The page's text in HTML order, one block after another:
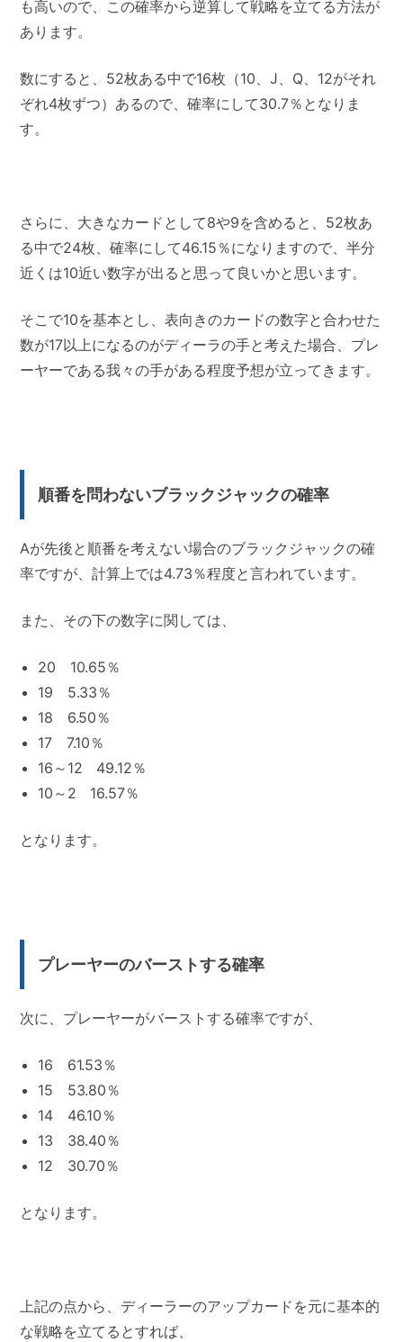
も高いので、この確率から逆算して戦略を立てる方法が
あります。
数にすると、52枚ある中で16枚（10、J、Q、12がそれ
ぞれ4枚ずつ）あるので、確率にして30.7％となりま
す。
さらに、大きなカードとして8や9を含めると、52枚あ
る中で24枚、確率にして46.15％になりますので、半分
近くは10近い数字が出ると思って良いかと思います。
そこで10を基本とし、表向きのカードの数字と合わせた
数が17以上になるのがディーラの手と考えた場合、プレ
ーヤーである我々の手がある程度予想が立ってきます。
順番を問わないブラックジャックの確率
Aが先後と順番を考えない場合のブラックジャックの確
率ですが、計算上では4.73％程度と言われています。
また、その下の数字に関しては、
20 10.65％
19 5.33％
18 6.50％
17 7.10％
16～12 49.12％
10～2 16.57％
となります。
プレーヤーのバーストする確率
次に、プレーヤーがバーストする確率ですが、
16 61.53％
15 53.80％
14 46.10％
13 38.40％
12 30.70％
となります。
上記の点から、ディーラーのアップカードを元に基本的
な戦略を立てるとすれば、